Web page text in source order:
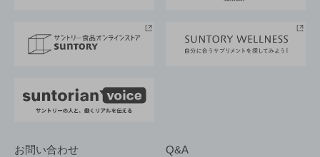
採用情報
お問い合わせ Q&A